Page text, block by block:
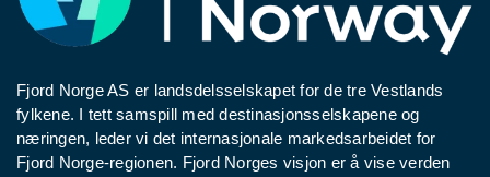
Fjord Norge AS er landsdelsselskapet for de tre Vestlands
fylkene. I tett samspill med destinasjonsselskapene og
næringen, leder vi det internasjonale markedsarbeidet for
Fjord Norge-regionen. Fjord Norges visjon er å vise verden